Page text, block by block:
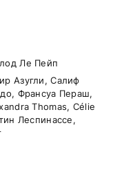
Ле Пейп
Азугли, Салиф
Франсуа Пераш,
Thomas, Célie
Леспинассе,